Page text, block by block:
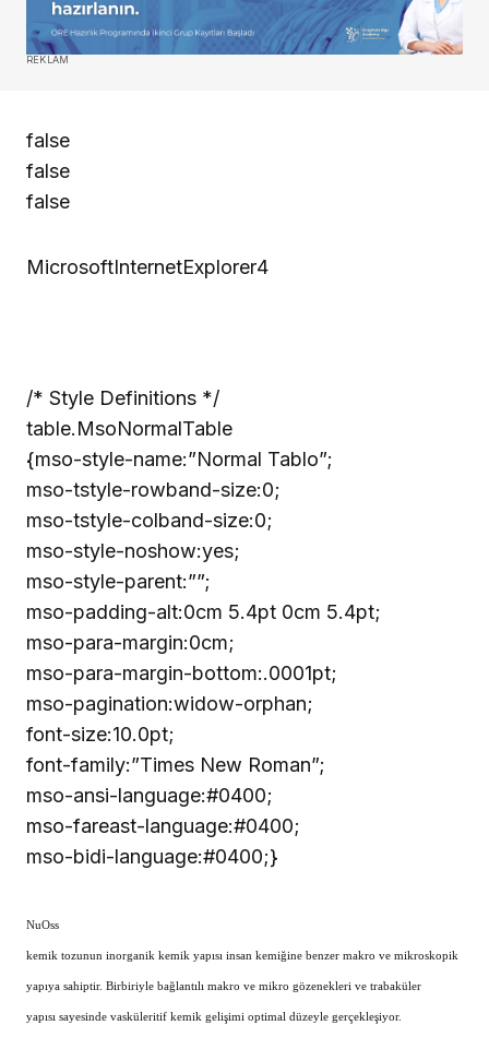
REKLAM
false
false
false
MicrosoftInternetExplorer4
/* Style Definitions */
table.MsoNormalTable
{mso-style-name:”Normal Tablo”;
mso-tstyle-rowband-size:0;
mso-tstyle-colband-size:0;
mso-style-noshow:yes;
mso-style-parent:””;
mso-padding-alt:0cm 5.4pt 0cm 5.4pt;
mso-para-margin:0cm;
mso-para-margin-bottom:.0001pt;
mso-pagination:widow-orphan;
font-size:10.0pt;
font-family:”Times New Roman”;
mso-ansi-language:#0400;
mso-fareast-language:#0400;
mso-bidi-language:#0400;}
NuOss
kemik tozunun inorganik kemik yapısı insan kemiğine benzer makro ve mikroskopik
yapıya sahiptir. Birbiriyle bağlantılı makro ve mikro gözenekleri ve trabaküler
yapısı sayesinde vasküleritif kemik gelişimi optimal düzeyle gerçekleşiyor.